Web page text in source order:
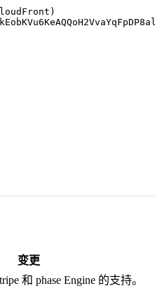
变更
和 phase Engine 的支持。